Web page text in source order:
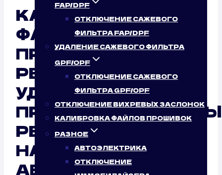
FAP/DPF
ОТКЛЮЧЕНИЕ САЖЕВОГО
ФИЛЬТРА FAP/DPF
УДАЛЕНИЕ САЖЕВОГО ФИЛЬТРА
GPF/OPF
ОТКЛЮЧЕНИЕ САЖЕВОГО
ФИЛЬТРА GPF/OPF
ОТКЛЮЧЕНИЕ ВИХРЕВЫХ ЗАСЛОНОК
КАЛИБРОВКА ФАЙЛОВ ПРОШИВОК
РАЗНОЕ
АВТОЭЛЕКТРИКА
ОТКЛЮЧЕНИЕ
КАЛИБРОВКА
ФАЙЛОВ
ПРОШИВОК
PEUGEOT 806
УДАЛЕННО:
РЕЗУЛЬТАТ ОТ
НАШЕГО
АВТОСЕРВИСА